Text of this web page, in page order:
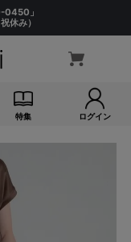
0450 」
休み）
特集 ログイン